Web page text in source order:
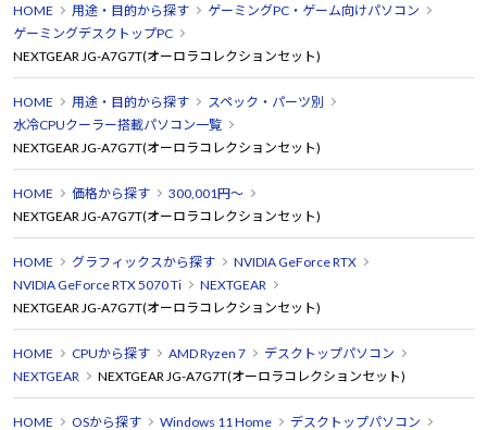
HOME 用途・目的から探す
ゲーミングPC・ゲーム向けパソコン
ゲーミングデスクトップPC
NEXTGEAR JG-A7G7T(オーロラコレクションセット)
HOME 用途・目的から探す
スペック・パーツ別
水冷CPUクーラー搭載パソコン一覧
NEXTGEAR JG-A7G7T(オーロラコレクションセット)
HOME 価格から探す
300,001円～
NEXTGEAR JG-A7G7T(オーロラコレクションセット)
HOME グラフィックスから探す
NVIDIA GeForce RTX
NVIDIA GeForce RTX 5070 Ti
NEXTGEAR
NEXTGEAR JG-A7G7T(オーロラコレクションセット)
HOME CPUから探す AMD Ryzen 7
デスクトップパソコン
NEXTGEAR
NEXTGEAR JG-A7G7T(オーロラコレクションセット)
HOME OSから探す Windows 11 Home デスクトップパソコン